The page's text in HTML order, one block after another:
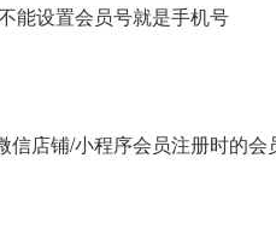
能设置会员号就是手机号
信店铺/小程序会员注册时的